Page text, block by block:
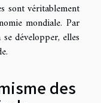
sont véritablement
mondiale. Par
développer, elles
des